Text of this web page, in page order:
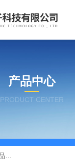
产品中心
PRODUCT CENTER